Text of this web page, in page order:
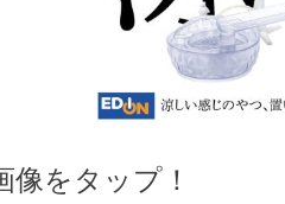
をタップ！